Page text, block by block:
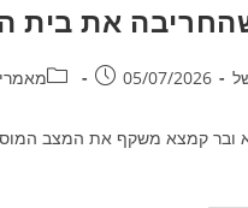
את בית
05/07/2026
קמצא משקף את המצב